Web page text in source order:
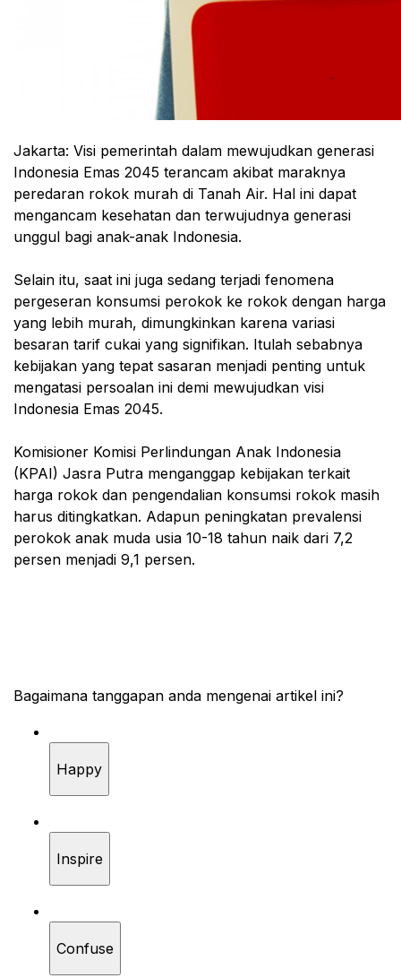
Jakarta: Visi pemerintah dalam mewujudkan generasi
Indonesia Emas 2045 terancam akibat maraknya
peredaran rokok murah di Tanah Air. Hal ini dapat
mengancam kesehatan dan terwujudnya generasi
unggul bagi anak-anak Indonesia.
Selain itu, saat ini juga sedang terjadi fenomena
pergeseran konsumsi perokok ke rokok dengan harga
yang lebih murah, dimungkinkan karena variasi
besaran tarif cukai yang signifikan. Itulah sebabnya
kebijakan yang tepat sasaran menjadi penting untuk
mengatasi persoalan ini demi mewujudkan visi
Indonesia Emas 2045.
Komisioner Komisi Perlindungan Anak Indonesia
(KPAI) Jasra Putra menganggap kebijakan terkait
harga rokok dan pengendalian konsumsi rokok masih
harus ditingkatkan. Adapun peningkatan prevalensi
perokok anak muda usia 10-18 tahun naik dari 7,2
persen menjadi 9,1 persen.
Bagaimana tanggapan anda mengenai artikel ini?
Happy
Inspire
Confuse